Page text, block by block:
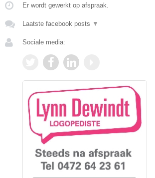
Er wordt gewerkt op afspraak.
Laatste facebook posts ▼
Sociale media: